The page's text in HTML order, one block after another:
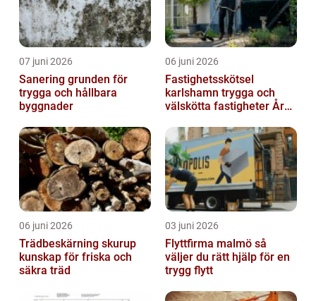
07 juni 2026
Sanering grunden för
trygga och hållbara
byggnader
06 juni 2026
Fastighetsskötsel
karlshamn trygga och
välskötta fastigheter Året
06 juni 2026
Trädbeskärning skurup
kunskap för friska och
säkra träd
03 juni 2026
Flyttfirma malmö så
väljer du rätt hjälp för en
trygg flytt